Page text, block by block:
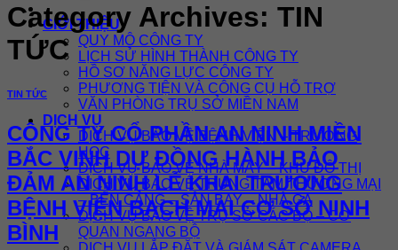
GIỚI THIỆU
QUY MÔ CÔNG TY
LỊCH SỬ HÌNH THÀNH CÔNG TY
HỒ SƠ NĂNG LỰC CÔNG TY
PHƯƠNG TIỆN VÀ CÔNG CỤ HỖ TRỢ
VĂN PHÒNG TRỤ SỞ MIỀN NAM
DỊCH VỤ
DỊCH VỤ BẢO VỆ BỆNH VIỆN – TRƯỜNG
HỌC
DỊCH VỤ BẢO VỆ NHÀ MÁY – KHU ĐÔ THỊ
DỊCH VỤ BẢO VỆ TRUNG TÂM THƯƠNG MẠI
– BẾN CẢNG – SÂN BAY – NHÀ GA
DỊCH VỤ BẢO VỆ TRỤ SỞ CÁC BỘ – CƠ
QUAN NGANG BỘ
Category Archives: TIN
TỨC
TIN TỨC
CÔNG TY CỔ PHẦN AN NINH MIỀN
BẮC VINH DỰ ĐỒNG HÀNH BẢO
ĐẢM AN NINH LỄ KHAI TRƯƠNG
BỆNH VIỆN BẠCH MAI CƠ SỞ NINH
BÌNH